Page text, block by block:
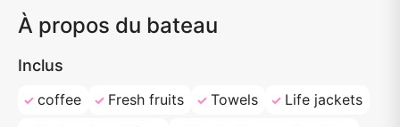
À propos du bateau
Inclus
coffee Fresh fruits Towels
Life jackets